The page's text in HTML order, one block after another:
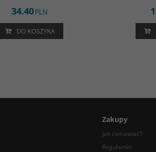
34.40PLN
DO KOSZYKA
Zakupy
Jak zamawiać?
Regulamin